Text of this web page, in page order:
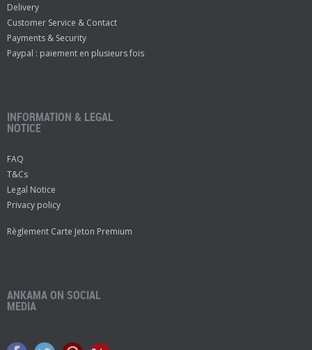
Delivery
Customer Service & Contact
Payments & Security
Paypal : paiement en plusieurs fois
INFORMATION & LEGAL
NOTICE
FAQ
T&Cs
Legal Notice
Privacy policy
Règlement Carte Jeton Premium
ANKAMA ON SOCIAL
MEDIA